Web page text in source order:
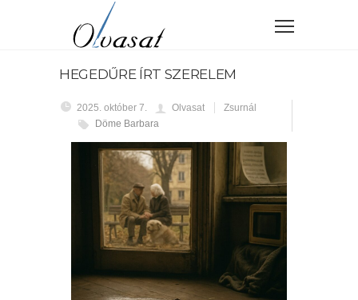
HEGEDŰRE ÍRT SZERELEM
2025. október 7. Olvasat
Zsurnál
Döme Barbara